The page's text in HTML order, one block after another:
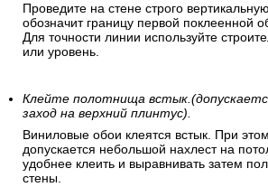
Проведите на стене строго
обозначит границу первой поклеенной
Для точности линии используйте
или уровень.
Клейте полотнища
заход на верхний плинтус).
Виниловые обои клеятся встык. При
допускается небольшой нахлест на
удобнее клеить и выравнивать затем
стены.